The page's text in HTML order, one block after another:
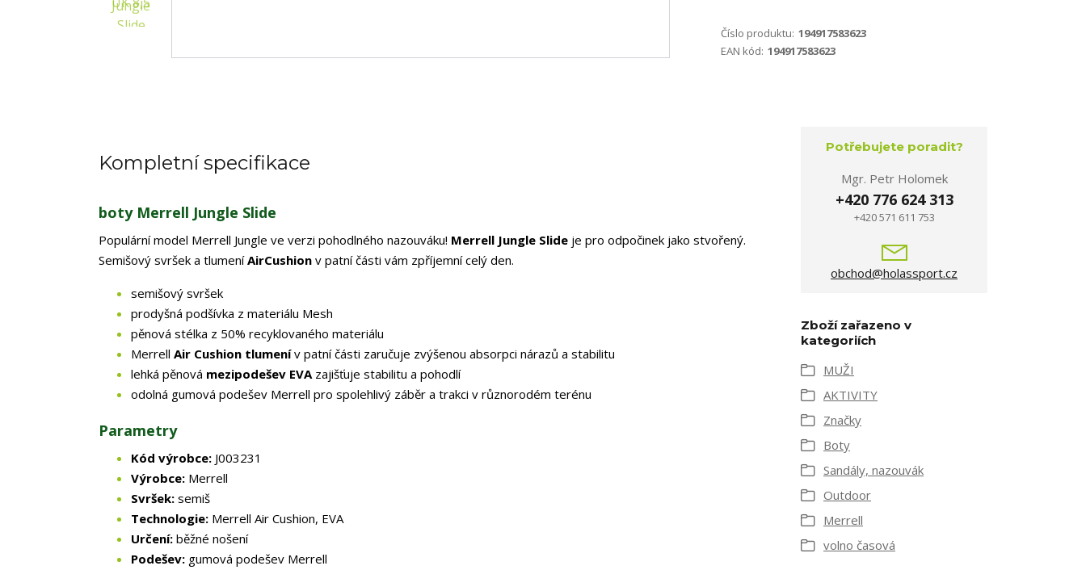
Číslo produktu: 194917583623
EAN kód: 194917583623
Kompletní specifikace
boty Merrell Jungle Slide
Populární model Merrell Jungle ve verzi pohodlného nazouváku! Merrell Jungle Slide je pro odpočinek jako stvořený.
Semišový svršek a tlumeníAirCushion v patní části vám zpříjemní celý den.
semišový svršek
prodyšná podšívka z materiálu Mesh
pěnová stélka z 50% recyklovaného materiálu
Merrell Air Cushion tlumenív patní části zaručuje zvýšenou absorpci nárazů a stabilitu
lehká pěnová mezipodešev EVAzajišťuje stabilitu a pohodlí
odolná gumová podešev Merrell pro spolehlivý záběr a trakci v různorodém terénu
Parametry
Kód výrobce: J003231
Výrobce: Merrell
Svršek: semiš
Technologie: Merrell Air Cushion, EVA
Určení: běžné nošení
Podešev: gumová podešev Merrell
Potřebujete poradit?
Mgr. Petr Holomek
+420 776 624 313
+420 571 611 753
obchod@holassport.cz
Zboží zařazeno v
kategoriích
MUŽI
AKTIVITY
Značky
Boty
Sandály, nazouvák
Outdoor
Merrell
volno časová